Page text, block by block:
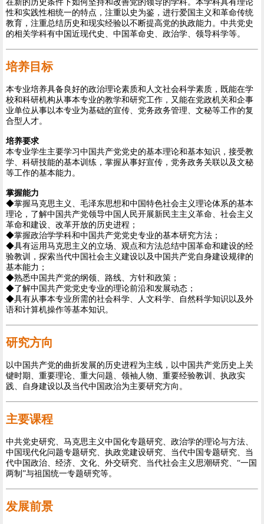
在新的历史条件下如何坚持和改善党的领导的学科。本学科具有理论
性和实践性相统一的特点，注重以史为鉴，进行爱国主义和革命传统
教育，注重总结历史和现实经验以不断提高党的执政能力。中共党史
的相关学科有中国近现代史、中国革命史、政治学、领导科学等。
培养目标
本专业培养具备良好的政治理论素质和人文社会科学素质，既能在学
校和科研机构从事本专业的教学和研究工作，又能在党政机关和企事
业单位从事以本专业为基础的宣传、党务政务管理、文秘等工作的复
合型人才。
培养要求
本专业学生主要学习中国共产党党史的基本理论和基本知识，接受教
学、科研技能的基本训练，掌握从事好宣传，党务政务关联以及文秘
等工作的基本能力。
掌握能力
◆掌握马克思主义、毛泽东思想和中国特色社会主义理论体系的基本
理论，了解中国共产党领导中国人民开展新民主主义革命、社会主义
革命和建设、改革开放的历史进程；
◆掌握政治学学科和中国共产党党史专业的基本研究方法；
◆具有运用马克思主义的立场、观点和方法总结中国革命和建设的经
验教训，探索当代中国社会主义建设以及中国共产党自身建设规律的
基本能力；
◆熟悉中国共产党的纲领、路线、方针和政策；
◆了解中国共产党党史专业的理论前沿和发展动态；
◆具有从事本专业所需的社会科学、人文科学、自然科学知识以及外
语和计算机操作等基本知识。
研究方向
以中国共产党的曲折发展的历史进程为主线，以中国共产党历史上关
键时期、重要理论、重大问题、领袖人物、重要经验教训、执政实
践、自身建设以及当代中国政治为主要研究方向。
主要课程
中共党史研究、马克思主义中国化专题研究、政治学的理论与方法、
中国现代化问题专题研究、执政党建设研究、当代中国专题研究、当
代中国政治、经济、文化、外交研究、当代社会主义思潮研究、“一国
两制”与祖国统一专题研究等。
发展前景